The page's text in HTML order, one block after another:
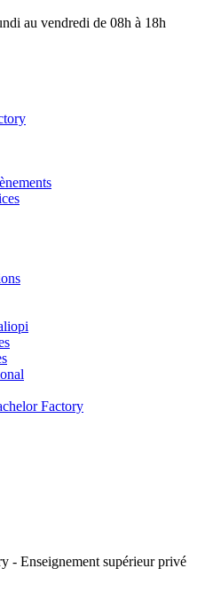
au vendredi de 08h à 18h
Factory
- Enseignement supérieur privé